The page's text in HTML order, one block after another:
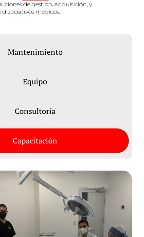
de gestión, adquisición, y
dispositivos médicos.
Mantenimiento
Equipo
Consultoría
Capacitación